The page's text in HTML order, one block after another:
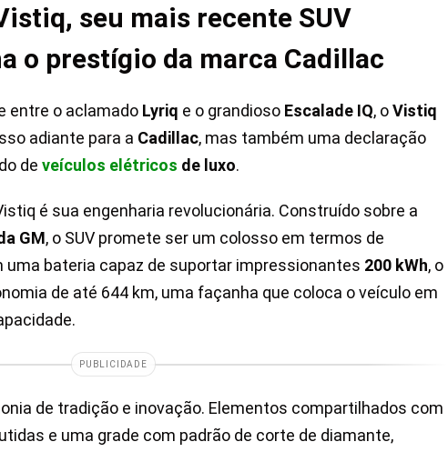
seu mais recente SUV
o prestígio da marca Cadillac
entre o aclamado Lyriq e o grandioso Escalade IQ, oVistiq
adiante para a Cadillac, mas também uma declaração
de veículos elétricos de luxo.
é sua engenharia revolucionária. Construído sobre a
GM, o SUV promete ser um colosso em termos de
uma bateria capaz de suportar impressionantes 200 kWh, o
de até 644 km, uma façanha que coloca o veículo em
PUBLICIDADE
de tradição e inovação. Elementos compartilhados com
e uma grade com padrão de corte de diamante,